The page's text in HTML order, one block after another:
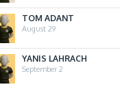
TOM ADANT
August 29
YANIS LAHRACH
September 2